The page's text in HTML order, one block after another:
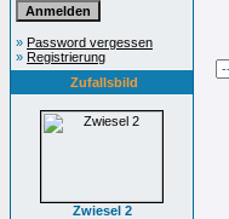
» Password vergessen
» Registrierung
Zufallsbild
Zwiesel 2